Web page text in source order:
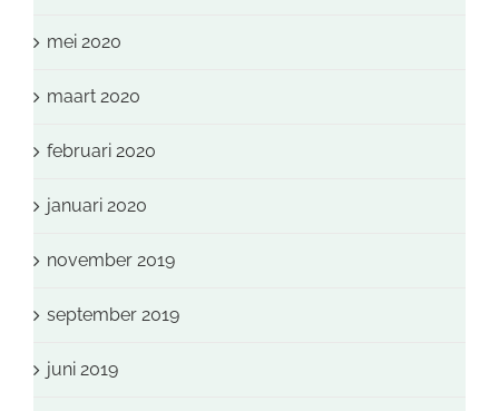
mei 2020
maart 2020
februari 2020
januari 2020
november 2019
september 2019
juni 2019